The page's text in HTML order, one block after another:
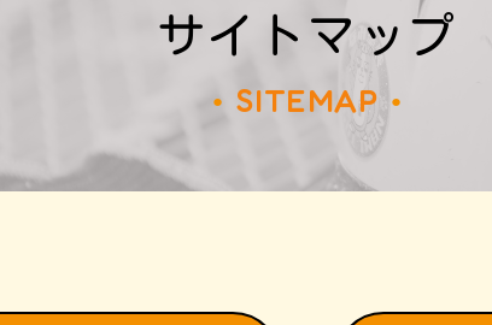
サイトマップ
● SITEMAP ●